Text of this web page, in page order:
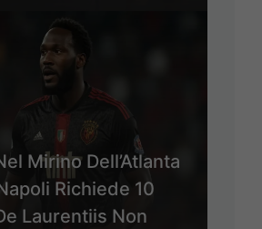
Mirino Dell’Atlanta
Richiede 10
Laurentiis Non